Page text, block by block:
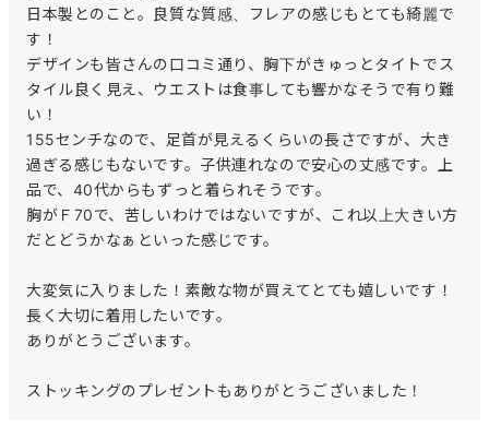
日本製とのこと。良質な質感、フレアの感じもとても綺麗で
す！
デザインも皆さんの口コミ通り、胸下がきゅっとタイトでス
タイル良く見え、ウエストは食事しても響かなそうで有り難
い！
155センチなので、足首が見えるくらいの長さですが、大き
過ぎる感じもないです。子供連れなので安心の丈感です。上
品で、40代からもずっと着られそうです。
胸がＦ70で、苦しいわけではないですが、これ以上大きい方
だとどうかなぁといった感じです。
大変気に入りました！素敵な物が買えてとても嬉しいです！
長く大切に着用したいです。
ありがとうございます。
ストッキングのプレゼントもありがとうございました！